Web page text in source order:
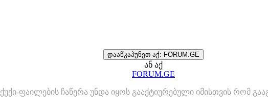
დააწკაპუნეთ აქ: FORUM.GE
ან აქ
FORUM.GE
ქუქი-ფაილების ჩაწერა უნდა იყოს გააქტიურებული იმისთვის რომ